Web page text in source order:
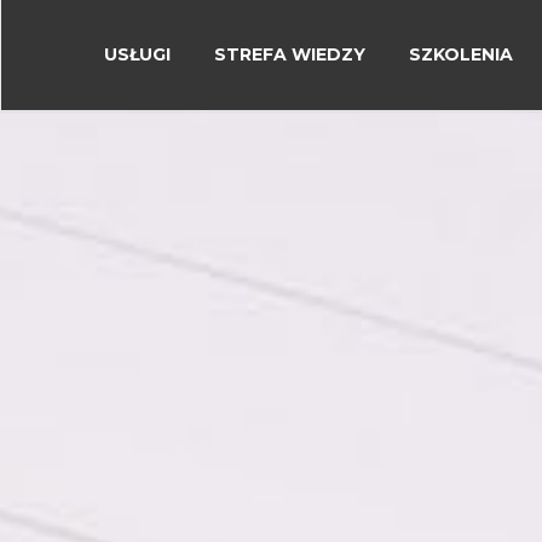
USŁUGI STREFA WIEDZY SZKOLENIA